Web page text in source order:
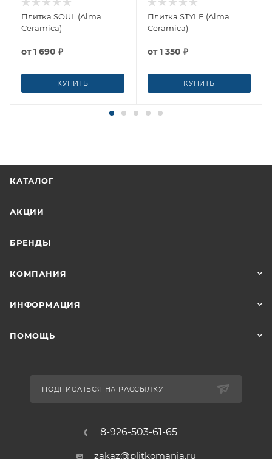
Плитка SOUL (Alma
Ceramica)
от1 690 ₽
КУПИТЬ
Плитка STYLE (Alma
Ceramica)
от1 350 ₽
КУПИТЬ
КАТАЛОГ
АКЦИИ
БРЕНДЫ
КОМПАНИЯ
ИНФОРМАЦИЯ
ПОМОЩЬ
ПОДПИСАТЬСЯ НА РАССЫЛКУ
8-926-503-61-65
zakaz@plitkomania.ru